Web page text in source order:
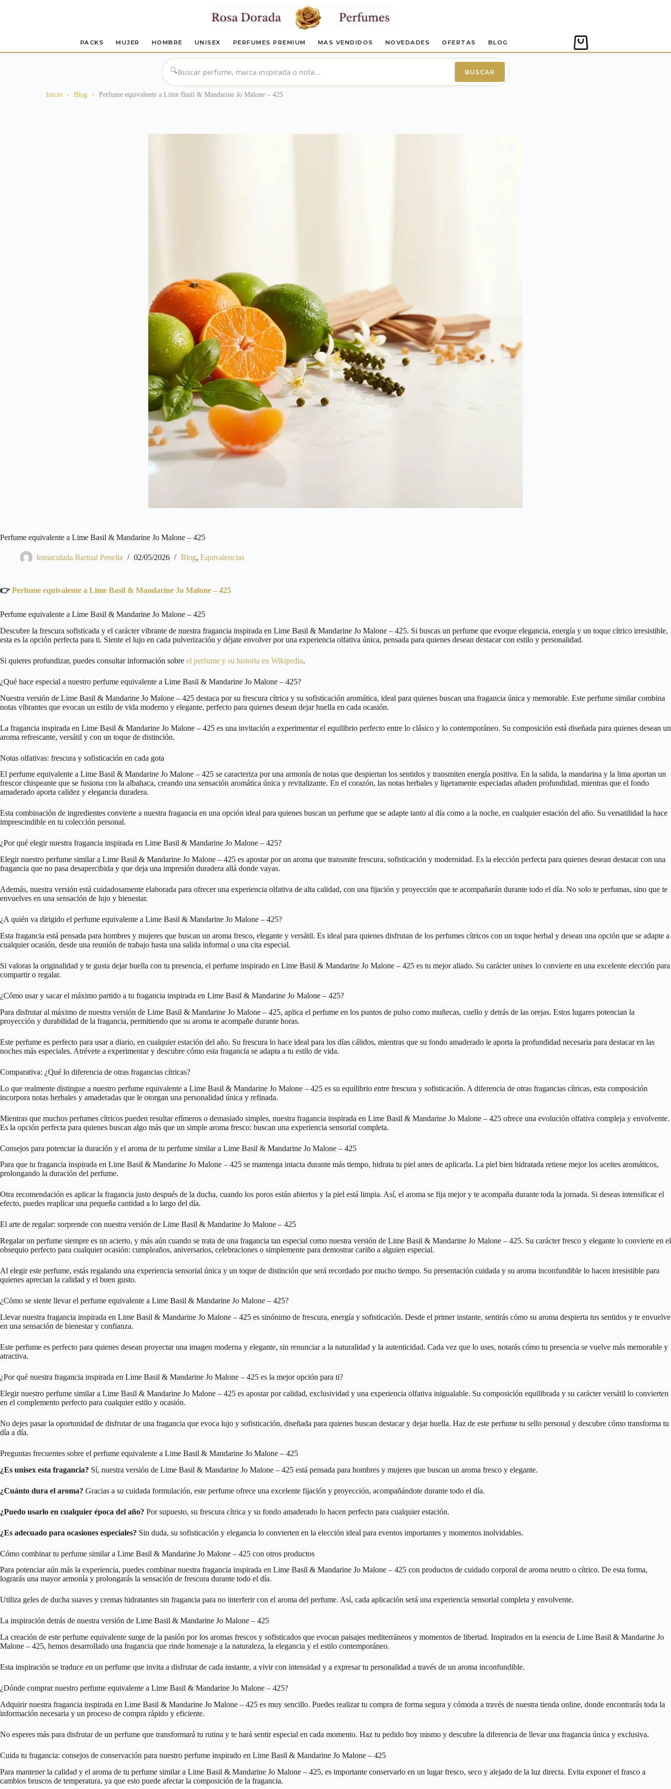
PACKS MUJER HOMBRE UNISEX PERFUMES PREMIUM MAS VENDIDOS NOVEDADES OFERTAS BLOG
Carro
de
🔍 BUSCAR
Inicio › Blog › Perfume equivalente a Lime Basil & Mandarine Jo Malone – 425
Perfume equivalente a Lime Basil & Mandarine Jo Malone – 425
Inmaculada Bartual Penella 02/05/2026 Blog, Equivalencias
👉 Perfume equivalente a Lime Basil & Mandarine Jo Malone – 425
Perfume equivalente a Lime Basil & Mandarine Jo Malone – 425
Descubre la frescura sofisticada y el carácter vibrante de nuestra fragancia inspirada en Lime Basil & Mandarine Jo Malone – 425. Si buscas un perfume que evoque elegancia, energía y un toque cítrico irresistible,
esta es la opción perfecta para ti. Siente el lujo en cada pulverización y déjate envolver por una experiencia olfativa única, pensada para quienes desean destacar con estilo y personalidad.
Si quieres profundizar, puedes consultar información sobre el perfume y su historia en Wikipedia.
¿Qué hace especial a nuestro perfume equivalente a Lime Basil & Mandarine Jo Malone – 425?
Nuestra versión de Lime Basil & Mandarine Jo Malone – 425 destaca por su frescura cítrica y su sofisticación aromática, ideal para quienes buscan una fragancia única y memorable. Este perfume similar combina
notas vibrantes que evocan un estilo de vida moderno y elegante, perfecto para quienes desean dejar huella en cada ocasión.
La fragancia inspirada en Lime Basil & Mandarine Jo Malone – 425 es una invitación a experimentar el equilibrio perfecto entre lo clásico y lo contemporáneo. Su composición está diseñada para quienes desean un
aroma refrescante, versátil y con un toque de distinción.
Notas olfativas: frescura y sofisticación en cada gota
El perfume equivalente a Lime Basil & Mandarine Jo Malone – 425 se caracteriza por una armonía de notas que despiertan los sentidos y transmiten energía positiva. En la salida, la mandarina y la lima aportan un
frescor chispeante que se fusiona con la albahaca, creando una sensación aromática única y revitalizante. En el corazón, las notas herbales y ligeramente especiadas añaden profundidad, mientras que el fondo
amaderado aporta calidez y elegancia duradera.
Esta combinación de ingredientes convierte a nuestra fragancia en una opción ideal para quienes buscan un perfume que se adapte tanto al día como a la noche, en cualquier estación del año. Su versatilidad la hace
imprescindible en tu colección personal.
¿Por qué elegir nuestra fragancia inspirada en Lime Basil & Mandarine Jo Malone – 425?
Elegir nuestro perfume similar a Lime Basil & Mandarine Jo Malone – 425 es apostar por un aroma que transmite frescura, sofisticación y modernidad. Es la elección perfecta para quienes desean destacar con una
fragancia que no pasa desapercibida y que deja una impresión duradera allá donde vayas.
Además, nuestra versión está cuidadosamente elaborada para ofrecer una experiencia olfativa de alta calidad, con una fijación y proyección que te acompañarán durante todo el día. No solo te perfumas, sino que te
envuelves en una sensación de lujo y bienestar.
¿A quién va dirigido el perfume equivalente a Lime Basil & Mandarine Jo Malone – 425?
Esta fragancia está pensada para hombres y mujeres que buscan un aroma fresco, elegante y versátil. Es ideal para quienes disfrutan de los perfumes cítricos con un toque herbal y desean una opción que se adapte a
cualquier ocasión, desde una reunión de trabajo hasta una salida informal o una cita especial.
Si valoras la originalidad y te gusta dejar huella con tu presencia, el perfume inspirado en Lime Basil & Mandarine Jo Malone – 425 es tu mejor aliado. Su carácter unisex lo convierte en una excelente elección para
compartir o regalar.
¿Cómo usar y sacar el máximo partido a tu fragancia inspirada en Lime Basil & Mandarine Jo Malone – 425?
Para disfrutar al máximo de nuestra versión de Lime Basil & Mandarine Jo Malone – 425, aplica el perfume en los puntos de pulso como muñecas, cuello y detrás de las orejas. Estos lugares potencian la
proyección y durabilidad de la fragancia, permitiendo que su aroma te acompañe durante horas.
Este perfume es perfecto para usar a diario, en cualquier estación del año. Su frescura lo hace ideal para los días cálidos, mientras que su fondo amaderado le aporta la profundidad necesaria para destacar en las
noches más especiales. Atrévete a experimentar y descubre cómo esta fragancia se adapta a tu estilo de vida.
Comparativa: ¿Qué lo diferencia de otras fragancias cítricas?
Lo que realmente distingue a nuestro perfume equivalente a Lime Basil & Mandarine Jo Malone – 425 es su equilibrio entre frescura y sofisticación. A diferencia de otras fragancias cítricas, esta composición
incorpora notas herbales y amaderadas que le otorgan una personalidad única y refinada.
Mientras que muchos perfumes cítricos pueden resultar efímeros o demasiado simples, nuestra fragancia inspirada en Lime Basil & Mandarine Jo Malone – 425 ofrece una evolución olfativa compleja y envolvente.
Es la opción perfecta para quienes buscan algo más que un simple aroma fresco: buscan una experiencia sensorial completa.
Consejos para potenciar la duración y el aroma de tu perfume similar a Lime Basil & Mandarine Jo Malone – 425
Para que tu fragancia inspirada en Lime Basil & Mandarine Jo Malone – 425 se mantenga intacta durante más tiempo, hidrata tu piel antes de aplicarla. La piel bien hidratada retiene mejor los aceites aromáticos,
prolongando la duración del perfume.
Otra recomendación es aplicar la fragancia justo después de la ducha, cuando los poros están abiertos y la piel está limpia. Así, el aroma se fija mejor y te acompaña durante toda la jornada. Si deseas intensificar el
efecto, puedes reaplicar una pequeña cantidad a lo largo del día.
El arte de regalar: sorprende con nuestra versión de Lime Basil & Mandarine Jo Malone – 425
Regalar un perfume siempre es un acierto, y más aún cuando se trata de una fragancia tan especial como nuestra versión de Lime Basil & Mandarine Jo Malone – 425. Su carácter fresco y elegante lo convierte en el
obsequio perfecto para cualquier ocasión: cumpleaños, aniversarios, celebraciones o simplemente para demostrar cariño a alguien especial.
Al elegir este perfume, estás regalando una experiencia sensorial única y un toque de distinción que será recordado por mucho tiempo. Su presentación cuidada y su aroma inconfundible lo hacen irresistible para
quienes aprecian la calidad y el buen gusto.
¿Cómo se siente llevar el perfume equivalente a Lime Basil & Mandarine Jo Malone – 425?
Llevar nuestra fragancia inspirada en Lime Basil & Mandarine Jo Malone – 425 es sinónimo de frescura, energía y sofisticación. Desde el primer instante, sentirás cómo su aroma despierta tus sentidos y te envuelve
en una sensación de bienestar y confianza.
Este perfume es perfecto para quienes desean proyectar una imagen moderna y elegante, sin renunciar a la naturalidad y la autenticidad. Cada vez que lo uses, notarás cómo tu presencia se vuelve más memorable y
atractiva.
¿Por qué nuestra fragancia inspirada en Lime Basil & Mandarine Jo Malone – 425 es la mejor opción para ti?
Elegir nuestro perfume similar a Lime Basil & Mandarine Jo Malone – 425 es apostar por calidad, exclusividad y una experiencia olfativa inigualable. Su composición equilibrada y su carácter versátil lo convierten
en el complemento perfecto para cualquier estilo y ocasión.
No dejes pasar la oportunidad de disfrutar de una fragancia que evoca lujo y sofisticación, diseñada para quienes buscan destacar y dejar huella. Haz de este perfume tu sello personal y descubre cómo transforma tu
día a día.
Preguntas frecuentes sobre el perfume equivalente a Lime Basil & Mandarine Jo Malone – 425
¿Es unisex esta fragancia? Sí, nuestra versión de Lime Basil & Mandarine Jo Malone – 425 está pensada para hombres y mujeres que buscan un aroma fresco y elegante.
¿Cuánto dura el aroma? Gracias a su cuidada formulación, este perfume ofrece una excelente fijación y proyección, acompañándote durante todo el día.
¿Puedo usarlo en cualquier época del año? Por supuesto, su frescura cítrica y su fondo amaderado lo hacen perfecto para cualquier estación.
¿Es adecuado para ocasiones especiales? Sin duda, su sofisticación y elegancia lo convierten en la elección ideal para eventos importantes y momentos inolvidables.
Cómo combinar tu perfume similar a Lime Basil & Mandarine Jo Malone – 425 con otros productos
Para potenciar aún más la experiencia, puedes combinar nuestra fragancia inspirada en Lime Basil & Mandarine Jo Malone – 425 con productos de cuidado corporal de aroma neutro o cítrico. De esta forma,
lograrás una mayor armonía y prolongarás la sensación de frescura durante todo el día.
Utiliza geles de ducha suaves y cremas hidratantes sin fragancia para no interferir con el aroma del perfume. Así, cada aplicación será una experiencia sensorial completa y envolvente.
La inspiración detrás de nuestra versión de Lime Basil & Mandarine Jo Malone – 425
La creación de este perfume equivalente surge de la pasión por los aromas frescos y sofisticados que evocan paisajes mediterráneos y momentos de libertad. Inspirados en la esencia de Lime Basil & Mandarine Jo
Malone – 425, hemos desarrollado una fragancia que rinde homenaje a la naturaleza, la elegancia y el estilo contemporáneo.
Esta inspiración se traduce en un perfume que invita a disfrutar de cada instante, a vivir con intensidad y a expresar tu personalidad a través de un aroma inconfundible.
¿Dónde comprar nuestro perfume equivalente a Lime Basil & Mandarine Jo Malone – 425?
Adquirir nuestra fragancia inspirada en Lime Basil & Mandarine Jo Malone – 425 es muy sencillo. Puedes realizar tu compra de forma segura y cómoda a través de nuestra tienda online, donde encontrarás toda la
información necesaria y un proceso de compra rápido y eficiente.
No esperes más para disfrutar de un perfume que transformará tu rutina y te hará sentir especial en cada momento. Haz tu pedido hoy mismo y descubre la diferencia de llevar una fragancia única y exclusiva.
Cuida tu fragancia: consejos de conservación para nuestro perfume inspirado en Lime Basil & Mandarine Jo Malone – 425
Para mantener la calidad y el aroma de tu perfume similar a Lime Basil & Mandarine Jo Malone – 425, es importante conservarlo en un lugar fresco, seco y alejado de la luz directa. Evita exponer el frasco a
cambios bruscos de temperatura, ya que esto puede afectar la composición de la fragancia.